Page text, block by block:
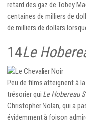
retard des gaz de Tobey
centaines de milliers de
de milliers de dollars
14Le
Peu de films atteignent à
trésorier qui Le Hobereau
Christopher Nolan, qui a
évidemment à foison